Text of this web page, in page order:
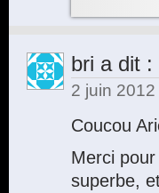
bri a dit :
2 juin
Coucou
Merci
superbe,